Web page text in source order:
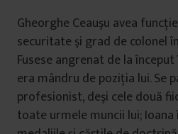
Gheorghe Ceauşu avea
securitate şi grad de colonel
Fusese angrenat de la
era mândru de poziţia lui. Se
profesionist, deşi cele două
toate urmele muncii lui;